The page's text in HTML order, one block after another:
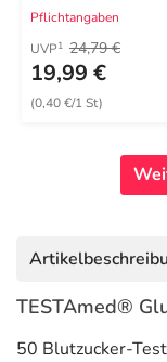
Pflichtangaben
UVP1 24,79 €
19,99 €
(0,40 €/1 St)
TESTAmed®
50 Blutzucker-